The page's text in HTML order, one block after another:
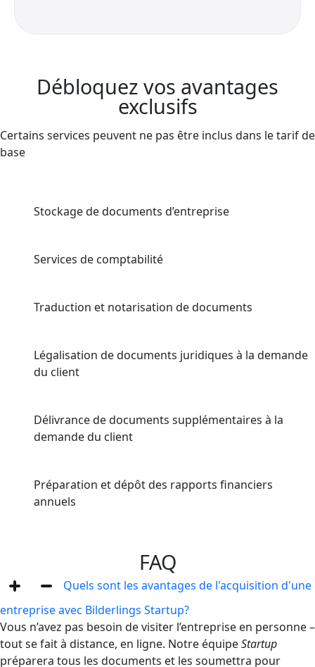
Débloquez vos avantages
exclusifs
Certains services peuvent ne pas être inclus dans le tarif de
base
Stockage de documents d’entreprise
Services de comptabilité
Traduction et notarisation de documents
Légalisation de documents juridiques à la demande
du client
Délivrance de documents supplémentaires à la
demande du client
Préparation et dépôt des rapports financiers
annuels
FAQ
Quels sont les avantages de l'acquisition d'une
entreprise avec Bilderlings Startup?
Vous n’avez pas besoin de visiter l’entreprise en personne –
tout se fait à distance, en ligne. Notre équipeStartup
préparera tous les documents et les soumettra pour